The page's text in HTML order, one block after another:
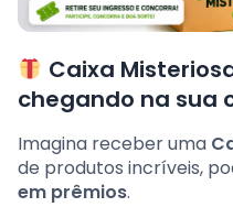
Caixa
chegando na sua
Imagina receber uma
de produtos incríveis,
em prêmios.